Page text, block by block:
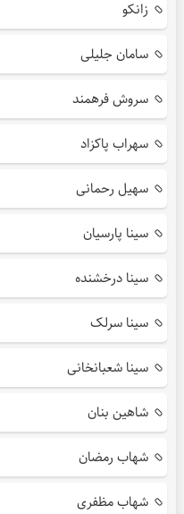
زانکو
سامان جلیلی
سروش فرهمند
سهراب پاکزاد
سهیل رحمانی
سینا پارسیان
سینا درخشنده
سینا سرلک
سینا شعبانخانی
شاهین بنان
شهاب رمضان
شهاب مظفری